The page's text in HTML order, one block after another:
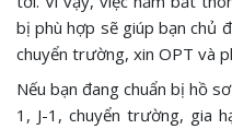
bị phù hợp sẽ giúp bạn chủ
chuyển trường, xin OPT và
Nếu bạn đang chuẩn bị hồ
1, J-1, chuyển trường, gia